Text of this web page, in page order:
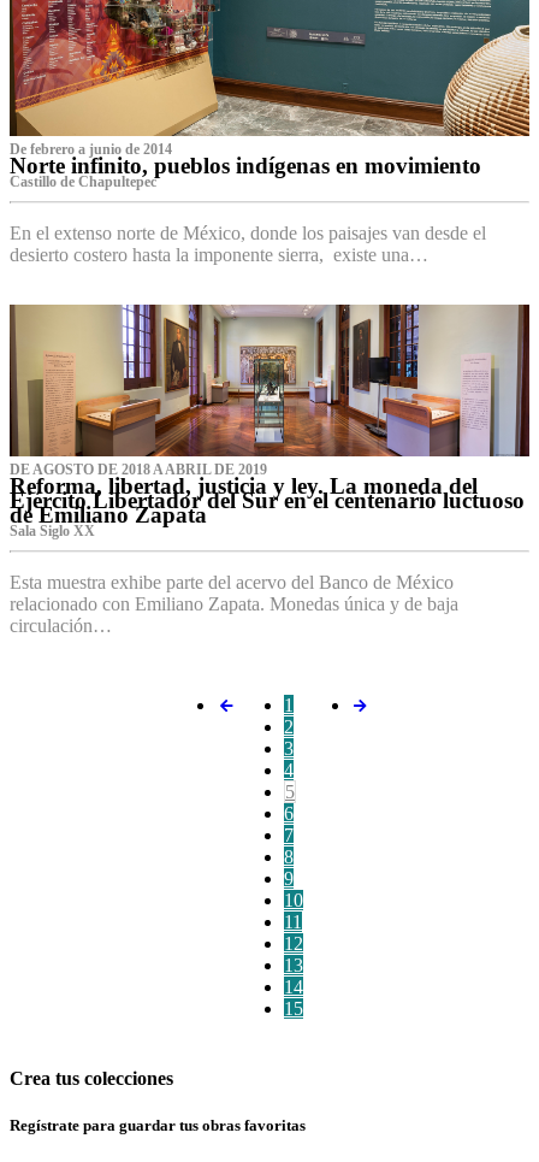
De febrero a junio de 2014
Norte infinito, pueblos indígenas en movimiento
Castillo de Chapultepec
En el extenso norte de México, donde los paisajes van desde el
desierto costero hasta la imponente sierra, existe una…
DE AGOSTO DE 2018 A ABRIL DE 2019
Reforma, libertad, justicia y ley. La moneda del
Ejército Libertador del Sur en el centenario luctuoso
de Emiliano Zapata
Sala Siglo XX
Esta muestra exhibe parte del acervo del Banco de México
relacionado con Emiliano Zapata. Monedas única y de baja
circulación…
1
2
3
4
5
6
7
8
9
10
11
12
13
14
15
Crea tus colecciones
Regístrate para guardar tus obras favoritas